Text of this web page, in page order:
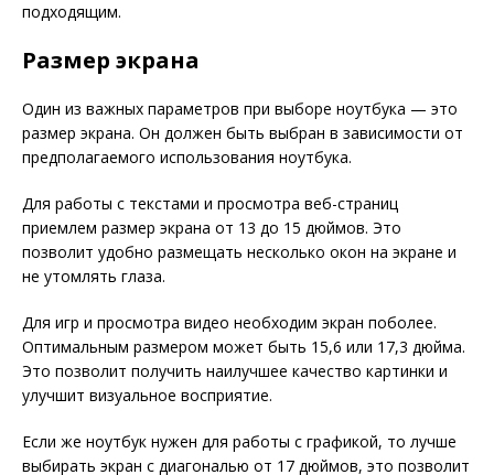
подходящим.
Размер экрана
Один из важных параметров при выборе ноутбука — это
размер экрана. Он должен быть выбран в зависимости от
предполагаемого использования ноутбука.
Для работы с текстами и просмотра веб-страниц
приемлем размер экрана от 13 до 15 дюймов. Это
позволит удобно размещать несколько окон на экране и
не утомлять глаза.
Для игр и просмотра видео необходим экран поболее.
Оптимальным размером может быть 15,6 или 17,3 дюйма.
Это позволит получить наилучшее качество картинки и
улучшит визуальное восприятие.
Если же ноутбук нужен для работы с графикой, то лучше
выбирать экран с диагональю от 17 дюймов, это позволит